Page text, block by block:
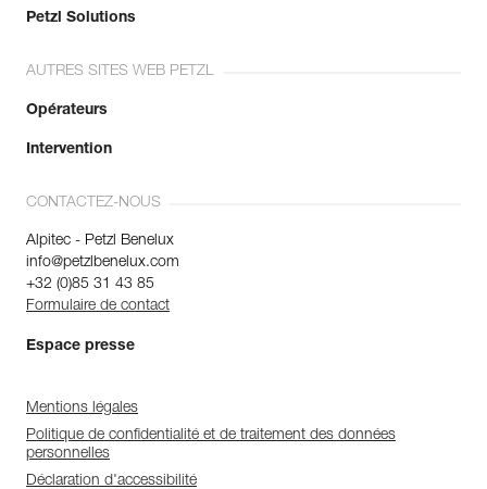
Petzl Solutions
AUTRES SITES WEB PETZL
Opérateurs
Intervention
CONTACTEZ-NOUS
Alpitec - Petzl Benelux
info@petzlbenelux.com
+32 (0)85 31 43 85
Formulaire de contact
Espace presse
Mentions légales
Politique de confidentialité et de traitement des données
personnelles
Déclaration d'accessibilité